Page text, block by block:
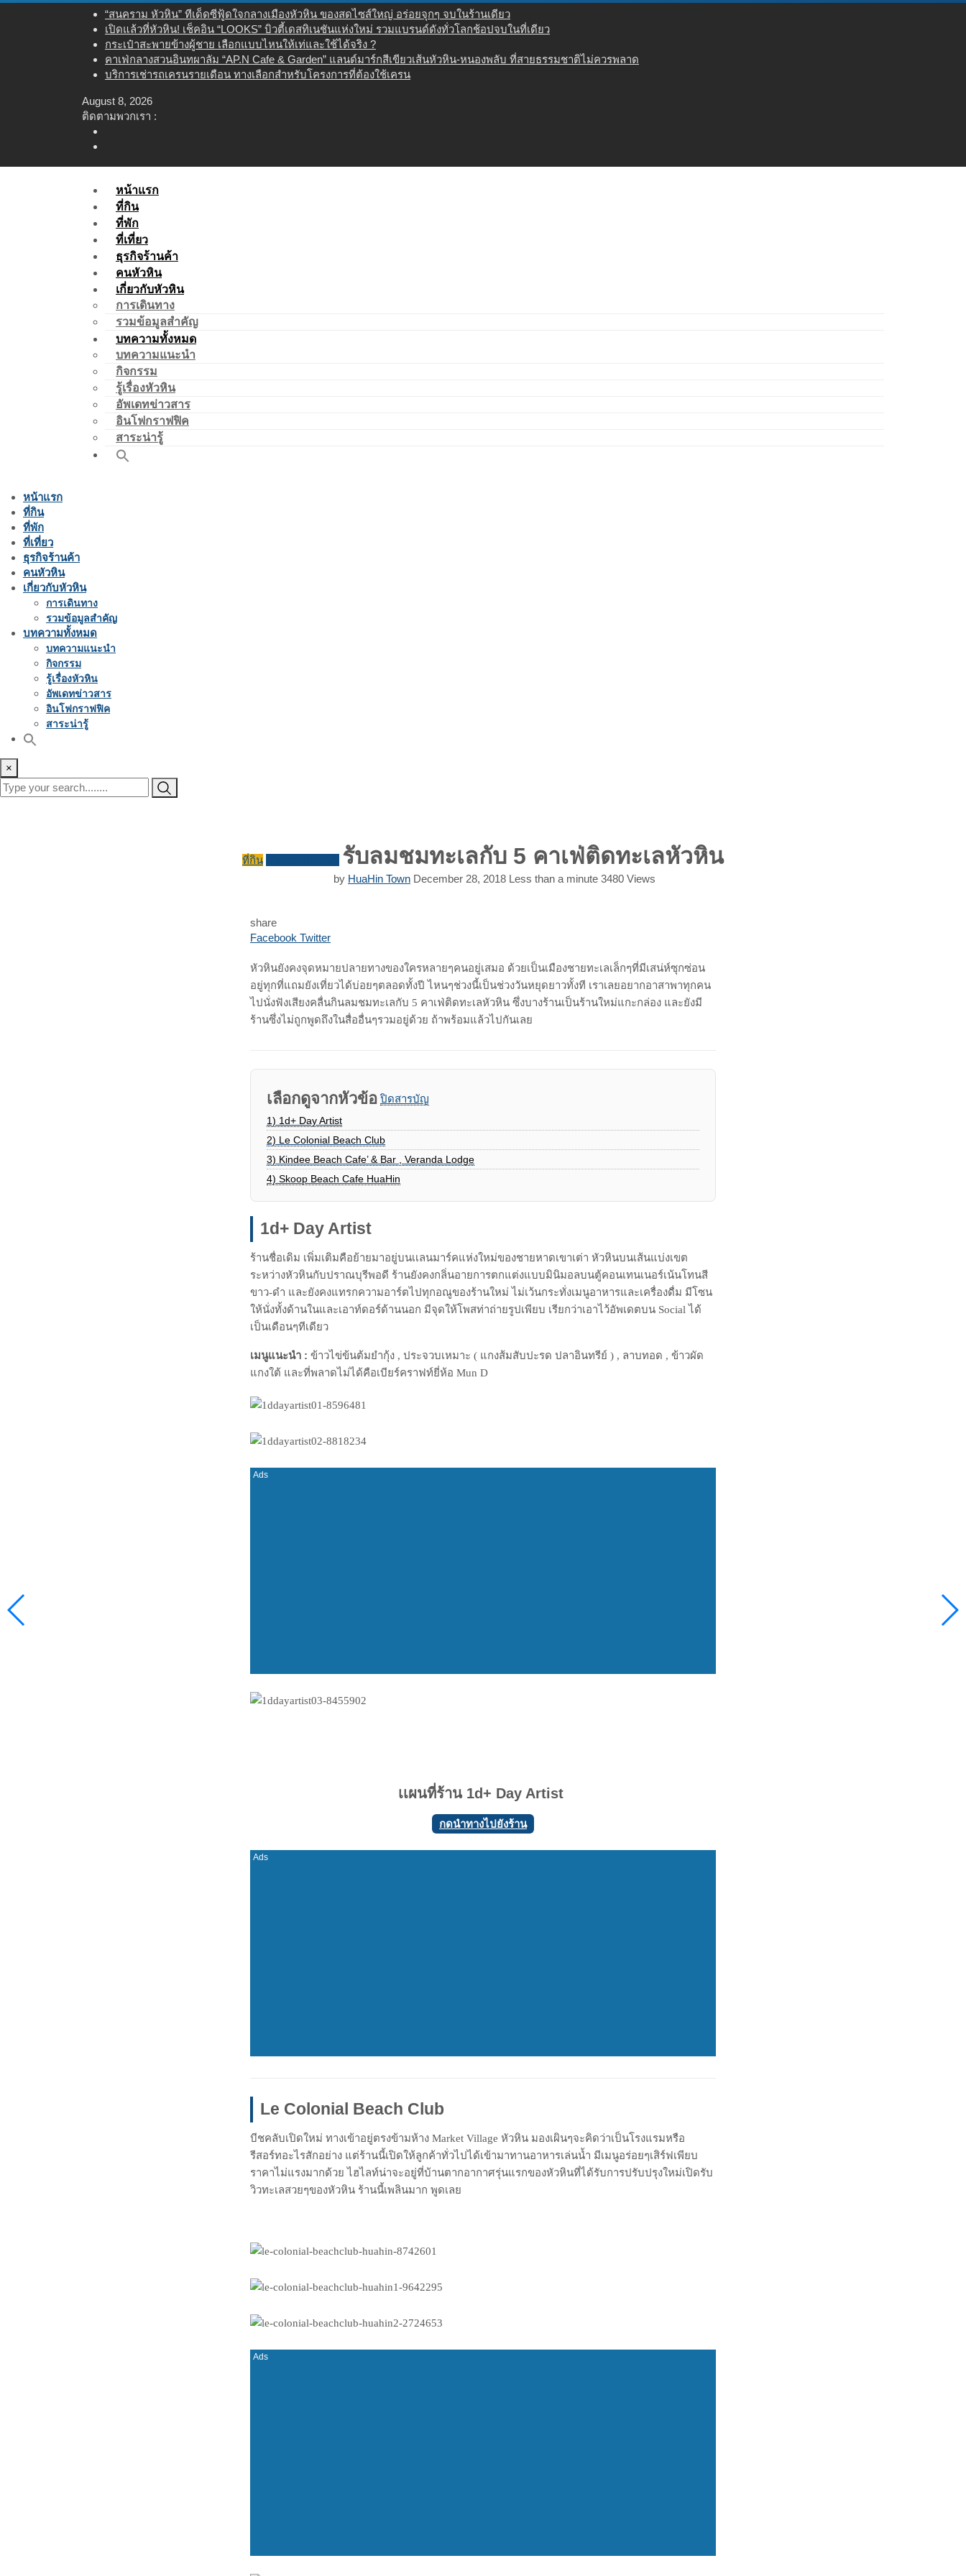
“สนคราม หัวหิน” ทีเด็ดซีฟู้ดใจกลางเมืองหัวหิน ของสดไซส์ใหญ่ อร่อยจุกๆ จบในร้านเดียว
เปิดแล้วที่หัวหิน! เช็คอิน “LOOKS” บิวตี้เดสทิเนชันแห่งใหม่ รวมแบรนด์ดังทั่วโลกช้อปจบในที่เดียว
กระเป๋าสะพายข้างผู้ชาย เลือกแบบไหนให้เท่และใช้ได้จริง ?
คาเฟ่กลางสวนอินทผาลัม “AP.N Cafe & Garden” แลนด์มาร์กสีเขียวเส้นหัวหิน-หนองพลับ ที่สายธรรมชาติไม่ควรพลาด
บริการเช่ารถเครนรายเดือน ทางเลือกสำหรับโครงการที่ต้องใช้เครน
August 8, 2026
ติดตามพวกเรา :
หน้าแรก
ที่กิน
ที่พัก
ที่เที่ยว
ธุรกิจร้านค้า
คนหัวหิน
เกี่ยวกับหัวหิน
การเดินทาง
รวมข้อมูลสำคัญ
บทความทั้งหมด
บทความแนะนำ
กิจกรรม
รู้เรื่องหัวหิน
อัพเดทข่าวสาร
อินโฟกราฟฟิค
สาระน่ารู้
หน้าแรก
ที่กิน
ที่พัก
ที่เที่ยว
ธุรกิจร้านค้า
คนหัวหิน
เกี่ยวกับหัวหิน
การเดินทาง
รวมข้อมูลสำคัญ
บทความทั้งหมด
บทความแนะนำ
กิจกรรม
รู้เรื่องหัวหิน
อัพเดทข่าวสาร
อินโฟกราฟฟิค
สาระน่ารู้
×
ที่กิน รับลมชมทะเลกับ 5 คาเฟ่ติดทะเลหัวหิน
by HuaHin Town December 28, 2018 Less than a minute 3480 Views
share
Facebook TwitterPrint
Share
Email
หัวหินยังคงจุดหมายปลายทางของใครหลายๆคนอยู่เสมอ ด้วยเป็นเมืองชายทะเลเล็กๆที่มีเสน่ห์ซุกซ่อน
อยู่ทุกที่แถมยังเที่ยวได้บ่อยๆตลอดทั้งปี ไหนๆช่วงนี้เป็นช่วงวันหยุดยาวทั้งที เราเลยอยากอาสาพาทุกคน
ไปนั่งฟังเสียงคลื่นกินลมชมทะเลกับ 5 คาเฟ่ติดทะเลหัวหิน ซึ่งบางร้านเป็นร้านใหม่แกะกล่อง และยังมี
ร้านซึ่งไม่ถูกพูดถึงในสื่ออื่นๆรวมอยู่ด้วย ถ้าพร้อมแล้วไปกันเลย
เลือกดูจากหัวข้อ ปิดสารบัญ
1) 1d+ Day Artist
2) Le Colonial Beach Club
3) Kindee Beach Cafe’ & Bar , Veranda Lodge
4) Skoop Beach Cafe HuaHin
1d+ Day Artist
ร้านชื่อเดิม เพิ่มเติมคือย้ายมาอยู่บนเเลนมาร์คแห่งใหม่ของชายหาดเขาเต่า หัวหินบนเส้นแบ่งเขต
ระหว่างหัวหินกับปราณบุรีพอดี ร้านยังคงกลิ่นอายการตกแต่งแบบมินิมอลบนตู้คอนเทนเนอร์เน้นโทนสี
ขาว-ดำ และยังคงแทรกความอาร์ตไปทุกอณูของร้านใหม่ ไม่เว้นกระทั่งเมนูอาหารและเครื่องดื่ม มีโซน
ให้นั่งทั้งด้านในและเอาท์ดอร์ด้านนอก มีจุดให้โพสท่าถ่ายรูปเพียบ เรียกว่าเอาไว้อัพเดตบน Social ได้
เป็นเดือนๆทีเดียว
เมนูแนะนำ : ข้าวไข่ข้นต้มยำกุ้ง , ประจวบเหมาะ ( แกงส้มสับปะรด ปลาอินทรีย์ ) , ลาบทอด , ข้าวผัด
แกงใต้ และที่พลาดไม่ได้คือเบียร์คราฟท์ยี่ห้อ Mun D
เเผนที่ร้าน 1d+ Day Artist
กดนำทางไปยังร้าน
Le Colonial Beach Club
บีชคลับเปิดใหม่ ทางเข้าอยู่ตรงข้ามห้าง Market Village หัวหิน มองเผินๆจะคิดว่าเป็นโรงแรมหรือ
รีสอร์ทอะไรสักอย่าง แต่ร้านนี้เปิดให้ลูกค้าทั่วไปได้เข้ามาทานอาหารเล่นน้ำ มีเมนูอร่อยๆเสิร์ฟเพียบ
ราคาไม่แรงมากด้วย ไฮไลท์น่าจะอยู่ที่บ้านตากอากาศรุ่นแรกของหัวหินที่ได้รับการปรับปรุงใหม่เปิดรับ
วิวทะเลสวยๆของหัวหิน ร้านนี้เพลินมาก พูดเลย